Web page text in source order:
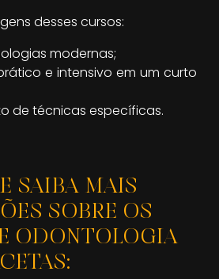
desses cursos:
modernas;
e intensivo em um curto
de técnicas específicas.
SAIBA MAIS
SOBRE OS
ODONTOLOGIA